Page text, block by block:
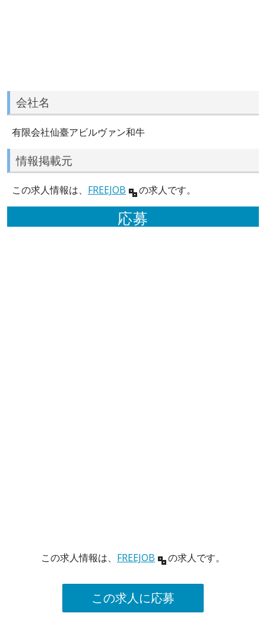
会社名
有限会社仙臺アビルヴァン和牛
情報掲載元
この求人情報は、 FREEJOB の求人です。
応募
この求人情報は、 FREEJOB の求人です。
この求人に応募